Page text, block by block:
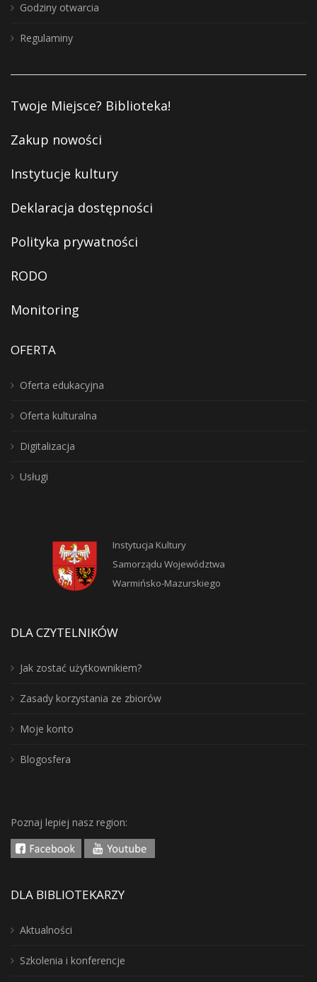
Godziny otwarcia
Regulaminy
Twoje Miejsce? Biblioteka!
Zakup nowości
Instytucje kultury
Deklaracja dostępności
Polityka prywatności
RODO
Monitoring
OFERTA
Oferta edukacyjna
Oferta kulturalna
Digitalizacja
Usługi
Instytucja Kultury
Samorządu Województwa
Warmińsko-Mazurskiego
DLA CZYTELNIKÓW
Jak zostać użytkownikiem?
Zasady korzystania ze zbiorów
Moje konto
Blogosfera
Poznaj lepiej nasz region:
DLA BIBLIOTEKARZY
Aktualności
Szkolenia i konferencje